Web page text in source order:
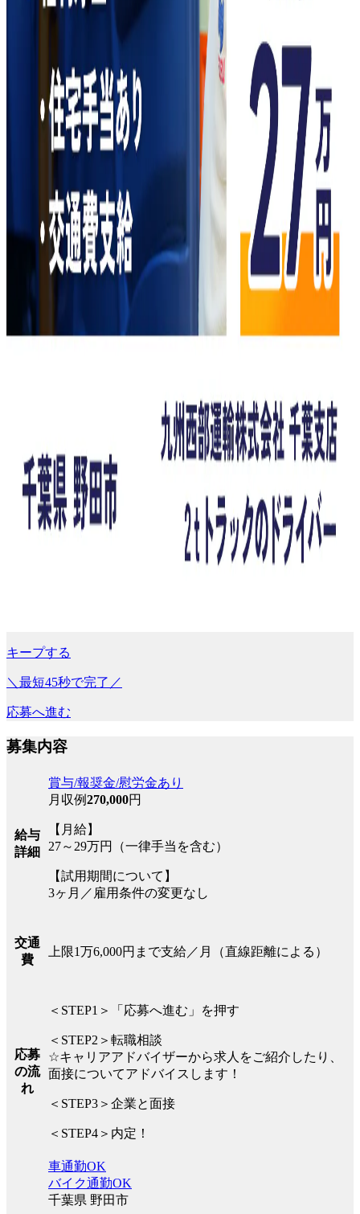
キープする
＼最短45秒で完了／
応募へ進む
募集内容
給与
詳細
賞与/報奨金/慰労金あり
月収例270,000円
【月給】
27～29万円（一律手当を含む）
【試用期間について】
3ヶ月／雇用条件の変更なし
交通
費
上限1万6,000円まで支給／月（直線距離による）
応募
の流
れ
＜STEP1＞「応募へ進む」を押す
＜STEP2＞転職相談
☆キャリアアドバイザーから求人をご紹介したり、
面接についてアドバイスします！
＜STEP3＞企業と面接
＜STEP4＞内定！
車通勤OK
バイク通勤OK
千葉県 野田市